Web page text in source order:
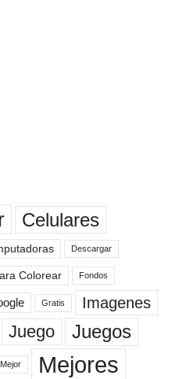
Celulares
Descargar
Colorear Fondos
Gratis Imagenes
Juego Juegos
Mejor Mejores